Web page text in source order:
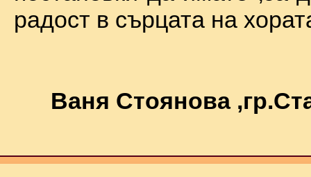
радост в сърцата на
Ваня Стоянова